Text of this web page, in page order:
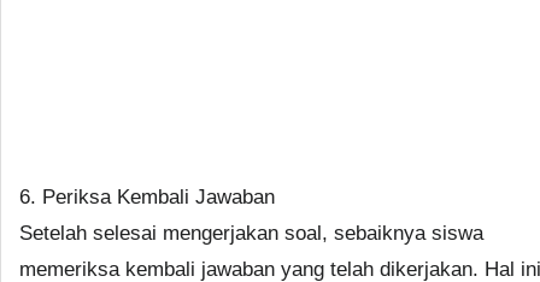
6. Periksa Kembali Jawaban
Setelah selesai mengerjakan soal, sebaiknya siswa
memeriksa kembali jawaban yang telah dikerjakan. Hal ini